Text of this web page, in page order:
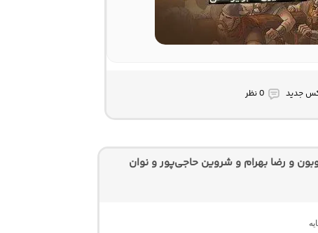
جدید 0 نظر
و رضا بهرام و شروین حاجی‌پور و نوان